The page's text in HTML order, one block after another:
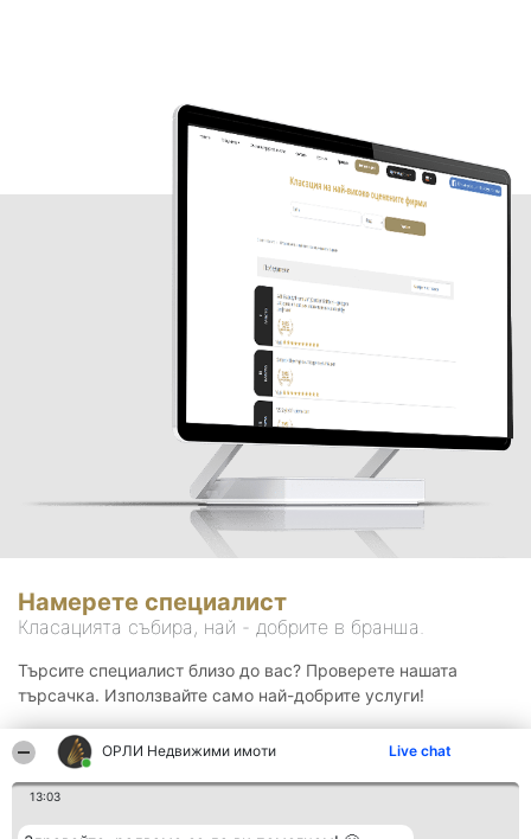
ОРЛИ Недвижими имоти Live chat
13:03
Намерете специалист
Класацията събира, най - добрите в бранша.
Търсите специалист близо до вас? Проверете нашата
търсачка. Използвайте само най-добрите услуги!